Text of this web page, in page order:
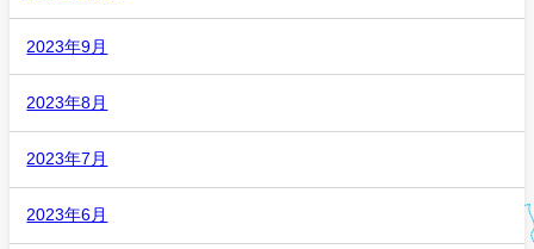
2023年9月
2023年8月
2023年7月
2023年6月